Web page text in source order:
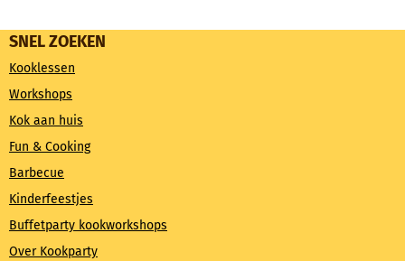
SNEL ZOEKEN
Kooklessen
Workshops
Kok aan huis
Fun & Cooking
Barbecue
Kinderfeestjes
Buffetparty kookworkshops
Over Kookparty